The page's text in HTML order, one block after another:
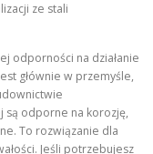
ze stali
odporności na działanie
głównie w przemyśle,
są odporne na korozję,
To rozwiązanie dla
Jeśli potrzebujesz